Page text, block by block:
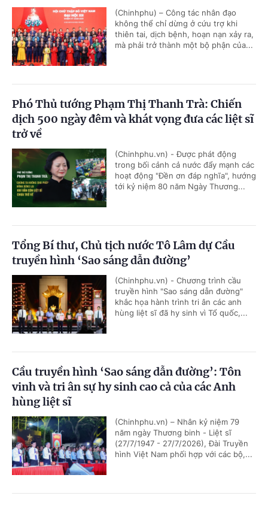
(Chinhphu) – Công tác nhân đạo
không thể chỉ dừng ở cứu trợ khi
thiên tai, dịch bệnh, hoạn nạn xảy ra,
mà phải trở thành một bộ phận của...
Phó Thủ tướng Phạm Thị Thanh Trà: Chiến
dịch 500 ngày đêm và khát vọng đưa các liệt sĩ
trở về
(Chinhphu.vn) - Được phát động
trong bối cảnh cả nước đẩy mạnh các
hoạt động "Đền ơn đáp nghĩa", hướng
tới kỷ niệm 80 năm Ngày Thương...
Tổng Bí thư, Chủ tịch nước Tô Lâm dự Cầu
truyền hình ‘Sao sáng dẫn đường’
(Chinhphu.vn) - Chương trình cầu
truyền hình "Sao sáng dẫn đường"
khắc họa hành trình tri ân các anh
hùng liệt sĩ đã hy sinh vì Tổ quốc,...
Cầu truyền hình ‘Sao sáng dẫn đường’: Tôn
vinh và tri ân sự hy sinh cao cả của các Anh
hùng liệt sĩ
(Chinhphu.vn) – Nhân kỷ niệm 79
năm ngày Thương binh - Liệt sĩ
(27/7/1947 - 27/7/2026), Đài Truyền
hình Việt Nam phối hợp với các bộ,...